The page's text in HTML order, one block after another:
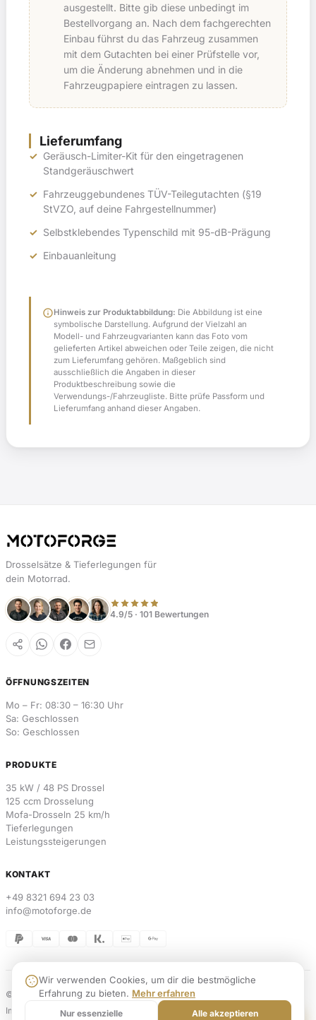
ausgestellt. Bitte gib diese unbedingt im
Bestellvorgang an. Nach dem fachgerechten
Einbau führst du das Fahrzeug zusammen
mit dem Gutachten bei einer Prüfstelle vor,
um die Änderung abnehmen und in die
Fahrzeugpapiere eintragen zu lassen.
Lieferumfang
Geräusch-Limiter-Kit für den eingetragenen
Standgeräuschwert
Fahrzeuggebundenes TÜV-Teilegutachten (§19
StVZO, auf deine Fahrgestellnummer)
Selbstklebendes Typenschild mit 95-dB-Prägung
Einbauanleitung
infoHinweis zur Produktabbildung: Die Abbildung ist eine
symbolische Darstellung. Aufgrund der Vielzahl an
Modell- und Fahrzeugvarianten kann das Foto vom
gelieferten Artikel abweichen oder Teile zeigen, die nicht
zum Lieferumfang gehören. Maßgeblich sind
ausschließlich die Angaben in dieser
Produktbeschreibung sowie die
Verwendungs-/Fahrzeugliste. Bitte prüfe Passform und
Lieferumfang anhand dieser Angaben.
Drosselsätze & Tieferlegungen für
dein Motorrad.
4.9/5 · 101 Bewertungen
ÖFFNUNGSZEITEN
Mo – Fr: 08:30 – 16:30 Uhr
Sa: Geschlossen
So: Geschlossen
PRODUKTE
35 kW / 48 PS Drossel
125 ccm Drosselung
Mofa-Drosseln 25 km/h
Tieferlegungen
Leistungssteigerungen
KONTAKT
+49 8321 694 23 03
info@motoforge.de
© 2026 MotoForge. Alle Rechte vorbehalten.
Impressum DatenschutzAGBWiderrufsbelehrungVersand & Zahlung
Wir verwenden Cookies, um dir die bestmögliche
Erfahrung zu bieten. Mehr erfahren
Nur essenzielle Alle akzeptieren